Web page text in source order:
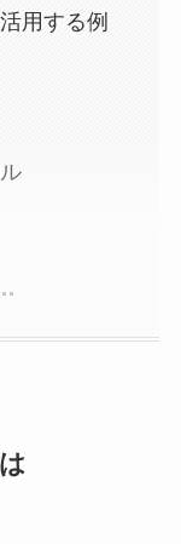
用する例